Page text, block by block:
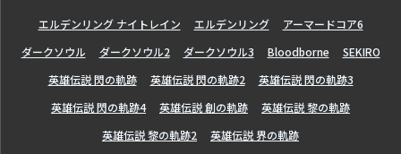
エルデンリング ナイトレイン エルデンリング
アーマードコア6
ダークソウル
ダークソウル2 ダークソウル3 Bloodborne
SEKIRO
英雄伝説 閃の軌跡
英雄伝説 閃の軌跡2
英雄伝説 閃の軌跡3
英雄伝説 閃の軌跡4
英雄伝説 創の軌跡
英雄伝説 黎の軌跡
英雄伝説 黎の軌跡2
英雄伝説 界の軌跡